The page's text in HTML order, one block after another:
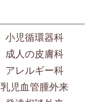
小児循環器科
成人の皮膚科
アレルギー科
乳児血管腫外来